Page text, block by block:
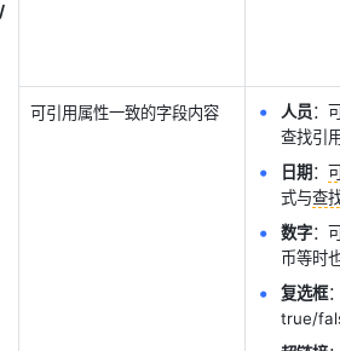
可引用属性一致的字段内容 人员：
查找引
日期：
式与查
数字：
币等时
复选框
true/